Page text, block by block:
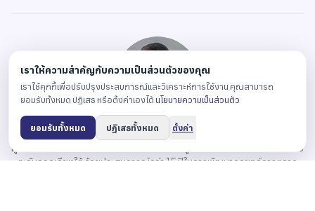
Antonio Fernandez
ผู้ก่อตั้งและ CEO ของ Relevant Audience ผู้นำด้านการตลาดดิจิทัลในเอเชีย
ตะวันออกเฉียงใต้ ด้วยประสบการณ์กว่า 15 ปีในการพัฒนากลยุทธ์การตลาด
เราให้ความสำคัญกับความเป็นส่วนตัวของคุณ
เราใช้คุกกี้เพื่อปรับปรุงประสบการณ์และวิเคราะห์การใช้งาน คุณสามารถ
ยอมรับทั้งหมด ปฏิเสธ หรือตั้งค่าเองได้นโยบายความเป็นส่วนตัว
ยอมรับทั้งหมด ปฏิเสธทั้งหมด ตั้งค่า